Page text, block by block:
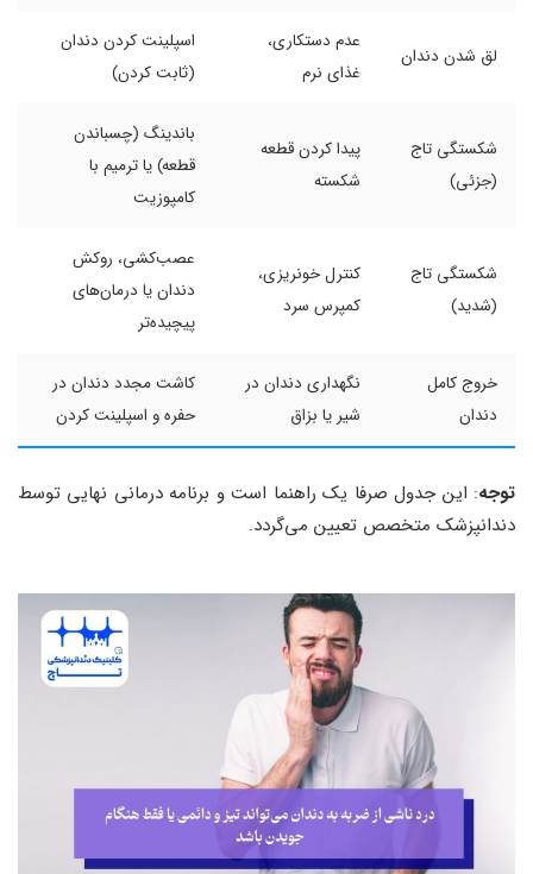
لق شدن دندان
عدم دستکاری،
غذای نرم
اسپلینت کردن دندان
(ثابت کردن)
شکستگی تاج
(جزئی)
پیدا کردن قطعه
شکسته
باندینگ (چسباندن
قطعه) یا ترمیم با
کامپوزیت
شکستگی تاج
(شدید)
کنترل خونریزی،
کمپرس سرد
عصب‌کشی، روکش
دندان یا درمان‌های
پیچیده‌تر
خروج کامل
دندان
نگهداری دندان در
شیر یا بزاق
کاشت مجدد دندان در
حفره و اسپلینت کردن
توجه: این جدول صرفا یک راهنما است و برنامه درمانی نهایی توسط
دندانپزشک متخصص تعیین می‌گردد.